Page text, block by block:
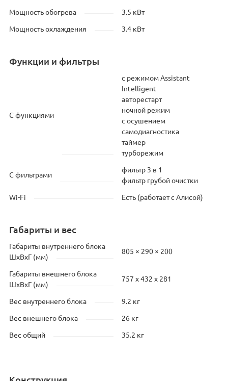
Мощность обогрева 3.5 кВт
Мощность охлаждения 3.4 кВт
Функции и фильтры
С функциями
c режимом Assistant
Intelligent
авторестарт
ночной режим
с осушением
самодиагностика
таймер
турборежим
С фильтрами
фильтр 3 в 1
фильтр грубой очистки
Wi-Fi Есть (работает с Алисой)
Габариты и вес
Габариты внутреннего блока
ШхВхГ (мм)
805 × 290 × 200
Габариты внешнего блока
ШхВхГ (мм)
757 х 432 х 281
Вес внутреннего блока 9.2 кг
Вес внешнего блока 26 кг
Вес общий 35.2 кг